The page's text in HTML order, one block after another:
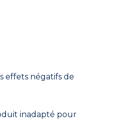
effets négatifs de
inadapté pour